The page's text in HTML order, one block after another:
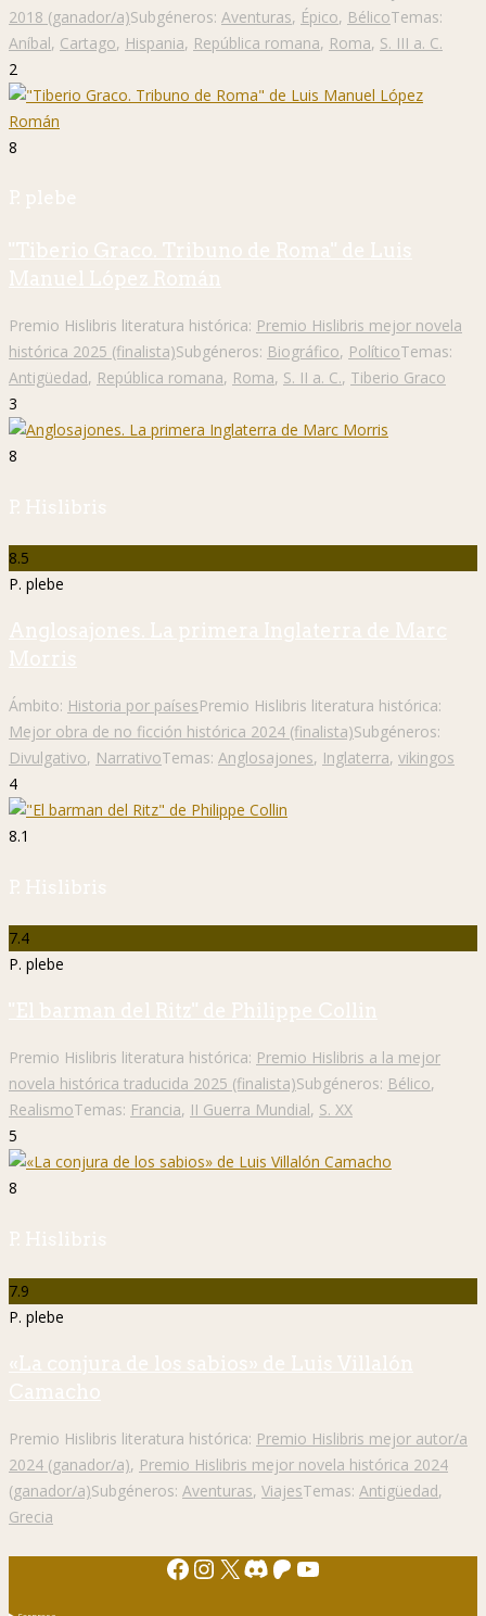
2018 (ganador/a)Subgéneros: Aventuras, Épico, BélicoTemas:
Aníbal, Cartago, Hispania, República romana, Roma, S. III a. C.
2
8
P. plebe
"Tiberio Graco. Tribuno de Roma" de Luis
Manuel López Román
Premio Hislibris literatura histórica: Premio Hislibris mejor novela
histórica 2025 (finalista)Subgéneros: Biográfico, PolíticoTemas:
Antigüedad, República romana, Roma, S. II a. C., Tiberio Graco
3
8
P. Hislibris
8.5
P. plebe
Anglosajones. La primera Inglaterra de Marc
Morris
Ámbito: Historia por paísesPremio Hislibris literatura histórica:
Mejor obra de no ficción histórica 2024 (finalista)Subgéneros:
Divulgativo, NarrativoTemas: Anglosajones, Inglaterra, vikingos
4
8.1
P. Hislibris
7.4
P. plebe
"El barman del Ritz" de Philippe Collin
Premio Hislibris literatura histórica: Premio Hislibris a la mejor
novela histórica traducida 2025 (finalista)Subgéneros: Bélico,
RealismoTemas: Francia, II Guerra Mundial, S. XX
5
8
P. Hislibris
7.9
P. plebe
«La conjura de los sabios» de Luis Villalón
Camacho
Premio Hislibris literatura histórica: Premio Hislibris mejor autor/a
2024 (ganador/a), Premio Hislibris mejor novela histórica 2024
(ganador/a)Subgéneros: Aventuras, ViajesTemas: Antigüedad,
Grecia
Facebook
Instagram
X Discord
Patreon
YouTube